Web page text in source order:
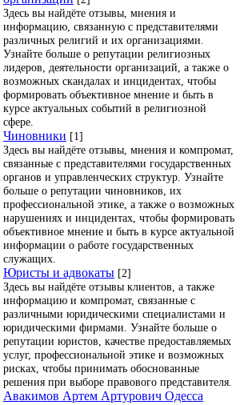
Здесь вы найдёте отзывы, мнения и
информацию, связанную с представителями
различных религий и их организациями.
Узнайте больше о репутации религиозных
лидеров, деятельности организаций, а также о
возможных скандалах и инцидентах, чтобы
формировать объективное мнение и быть в
курсе актуальных событий в религиозной
сфере.
Чиновники [1]
Здесь вы найдёте отзывы, мнения и компромат,
связанные с представителями государственных
органов и управленческих структур. Узнайте
больше о репутации чиновников, их
профессиональной этике, а также о возможных
нарушениях и инцидентах, чтобы формировать
объективное мнение и быть в курсе актуальной
информации о работе государственных
служащих.
Юристы и адвокаты [2]
Здесь вы найдёте отзывы клиентов, а также
информацию и компромат, связанные с
различными юридическими специалистами и
юридическими фирмами. Узнайте больше о
репутации юристов, качестве предоставляемых
услуг, профессиональной этике и возможных
рисках, чтобы принимать обоснованные
решения при выборе правового представителя.
Авакимов Артем Артурович Одесса